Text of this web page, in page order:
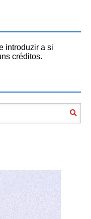
introduzir a si
créditos.